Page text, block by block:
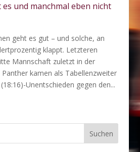
und manchmal eben nicht
geht es gut – und solche, an
klappt. Letzteren
Mannschaft zuletzt in der
kamen als Tabellenzweiter
Unentschieden gegen den...